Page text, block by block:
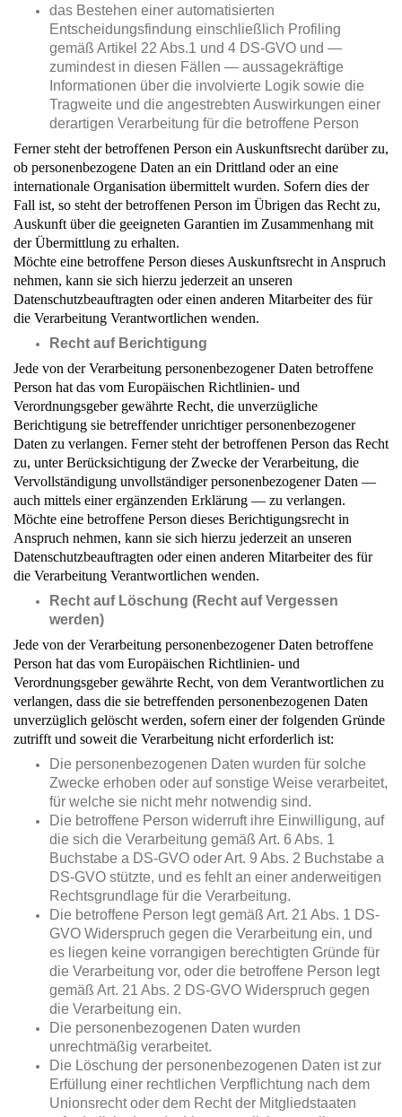
das Bestehen einer automatisierten
Entscheidungsfindung einschließlich Profiling
gemäß Artikel 22 Abs.1 und 4 DS-GVO und —
zumindest in diesen Fällen — aussagekräftige
Informationen über die involvierte Logik sowie die
Tragweite und die angestrebten Auswirkungen einer
derartigen Verarbeitung für die betroffene Person
Ferner steht der betroffenen Person ein Auskunftsrecht darüber zu,
ob personenbezogene Daten an ein Drittland oder an eine
internationale Organisation übermittelt wurden. Sofern dies der
Fall ist, so steht der betroffenen Person im Übrigen das Recht zu,
Auskunft über die geeigneten Garantien im Zusammenhang mit
der Übermittlung zu erhalten.
Möchte eine betroffene Person dieses Auskunftsrecht in Anspruch
nehmen, kann sie sich hierzu jederzeit an unseren
Datenschutzbeauftragten oder einen anderen Mitarbeiter des für
die Verarbeitung Verantwortlichen wenden.
Recht auf Berichtigung
Jede von der Verarbeitung personenbezogener Daten betroffene
Person hat das vom Europäischen Richtlinien- und
Verordnungsgeber gewährte Recht, die unverzügliche
Berichtigung sie betreffender unrichtiger personenbezogener
Daten zu verlangen. Ferner steht der betroffenen Person das Recht
zu, unter Berücksichtigung der Zwecke der Verarbeitung, die
Vervollständigung unvollständiger personenbezogener Daten —
auch mittels einer ergänzenden Erklärung — zu verlangen.
Möchte eine betroffene Person dieses Berichtigungsrecht in
Anspruch nehmen, kann sie sich hierzu jederzeit an unseren
Datenschutzbeauftragten oder einen anderen Mitarbeiter des für
die Verarbeitung Verantwortlichen wenden.
Recht auf Löschung (Recht auf Vergessen
werden)
Jede von der Verarbeitung personenbezogener Daten betroffene
Person hat das vom Europäischen Richtlinien- und
Verordnungsgeber gewährte Recht, von dem Verantwortlichen zu
verlangen, dass die sie betreffenden personenbezogenen Daten
unverzüglich gelöscht werden, sofern einer der folgenden Gründe
zutrifft und soweit die Verarbeitung nicht erforderlich ist:
Die personenbezogenen Daten wurden für solche
Zwecke erhoben oder auf sonstige Weise verarbeitet,
für welche sie nicht mehr notwendig sind.
Die betroffene Person widerruft ihre Einwilligung, auf
die sich die Verarbeitung gemäß Art. 6 Abs. 1
Buchstabe a DS-GVO oder Art. 9 Abs. 2 Buchstabe a
DS-GVO stützte, und es fehlt an einer anderweitigen
Rechtsgrundlage für die Verarbeitung.
Die betroffene Person legt gemäß Art. 21 Abs. 1 DS-
GVO Widerspruch gegen die Verarbeitung ein, und
es liegen keine vorrangigen berechtigten Gründe für
die Verarbeitung vor, oder die betroffene Person legt
gemäß Art. 21 Abs. 2 DS-GVO Widerspruch gegen
die Verarbeitung ein.
Die personenbezogenen Daten wurden
unrechtmäßig verarbeitet.
Die Löschung der personenbezogenen Daten ist zur
Erfüllung einer rechtlichen Verpflichtung nach dem
Unionsrecht oder dem Recht der Mitgliedstaaten